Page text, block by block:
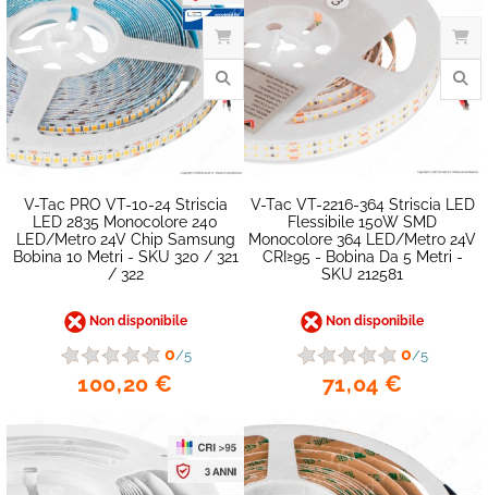
V-Tac PRO VT-10-24 Striscia
LED 2835 Monocolore 240
LED/metro 24V Chip Samsung
Bobina 10 Metri - SKU 320 / 321
/ 322
Non disponibile
0/5
100,20 €
V-Tac VT-2216-364 Striscia LED
Flessibile 150W SMD
Monocolore 364 LED/metro 24V
CRI≥95 - Bobina Da 5 Metri -
SKU 212581
Non disponibile
0/5
71,04 €